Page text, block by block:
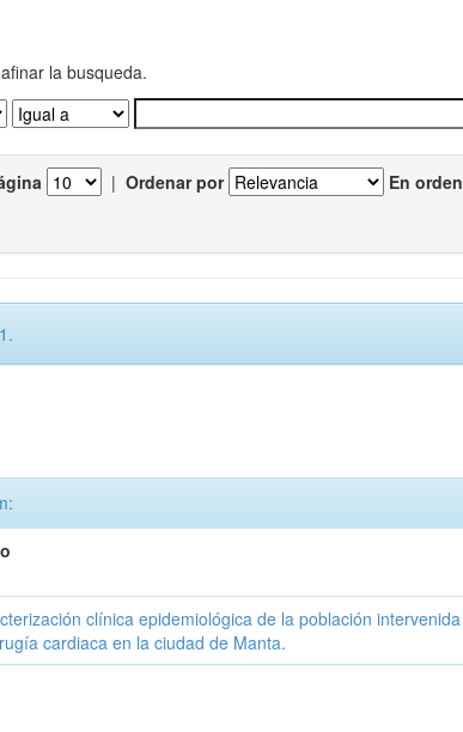
la busqueda.
| Ordenar por En orden
clínica epidemiológica de la población intervenida
cardiaca en la ciudad de Manta.